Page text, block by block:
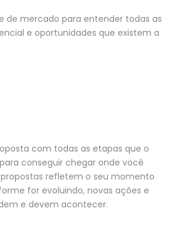
de mercado para entender todas as
e oportunidades que existem a
com todas as etapas que o
conseguir chegar onde você
refletem o seu momento
for evoluindo, novas ações e
e devem acontecer.